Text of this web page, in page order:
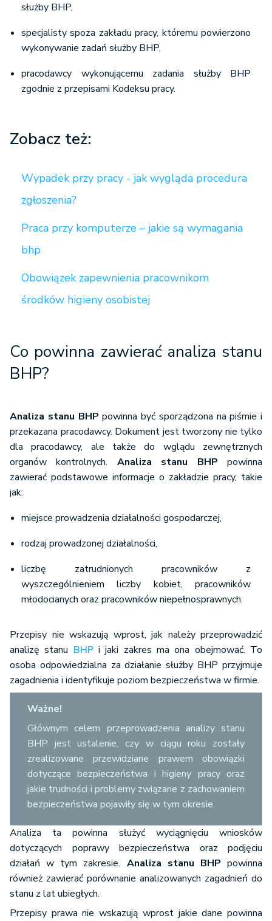
służby BHP,
specjalisty spoza zakładu pracy, któremu powierzono
wykonywanie zadań służby BHP,
pracodawcy wykonującemu zadania służby BHP
zgodnie z przepisami Kodeksu pracy.
Zobacz też:
Wypadek przy pracy - jak wygląda procedura
zgłoszenia?
Praca przy komputerze – jakie są wymagania
bhp
Obowiązek zapewnienia pracownikom
środków higieny osobistej
Co powinna zawierać analiza stanu
BHP?
Analiza stanu BHP powinna być sporządzona na piśmie i
przekazana pracodawcy. Dokument jest tworzony nie tylko
dla pracodawcy, ale także do wglądu zewnętrznych
organów kontrolnych. Analiza stanu BHP powinna
zawierać podstawowe informacje o zakładzie pracy, takie
jak:
miejsce prowadzenia działalności gospodarczej,
rodzaj prowadzonej działalności,
liczbę zatrudnionych pracowników z
wyszczególnieniem liczby kobiet, pracowników
młodocianych oraz pracowników niepełnosprawnych.
Przepisy nie wskazują wprost, jak należy przeprowadzić
analizę stanu BHPi jaki zakres ma ona obejmować. To
osoba odpowiedzialna za działanie służby BHP przyjmuje
zagadnienia i identyfikuje poziom bezpieczeństwa w firmie.
Ważne!
Głównym celem przeprowadzenia analizy stanu
BHP jest ustalenie, czy w ciągu roku zostały
zrealizowane przewidziane prawem obowiązki
dotyczące bezpieczeństwa i higieny pracy oraz
jakie trudności i problemy związane z zachowaniem
bezpieczeństwa pojawiły się w tym okresie.
Analiza ta powinna służyć wyciągnięciu wniosków
dotyczących poprawy bezpieczeństwa oraz podjęciu
działań w tym zakresie. Analiza stanu BHP powinna
również zawierać porównanie analizowanych zagadnień do
stanu z lat ubiegłych.
Przepisy prawa nie wskazują wprost jakie dane powinna